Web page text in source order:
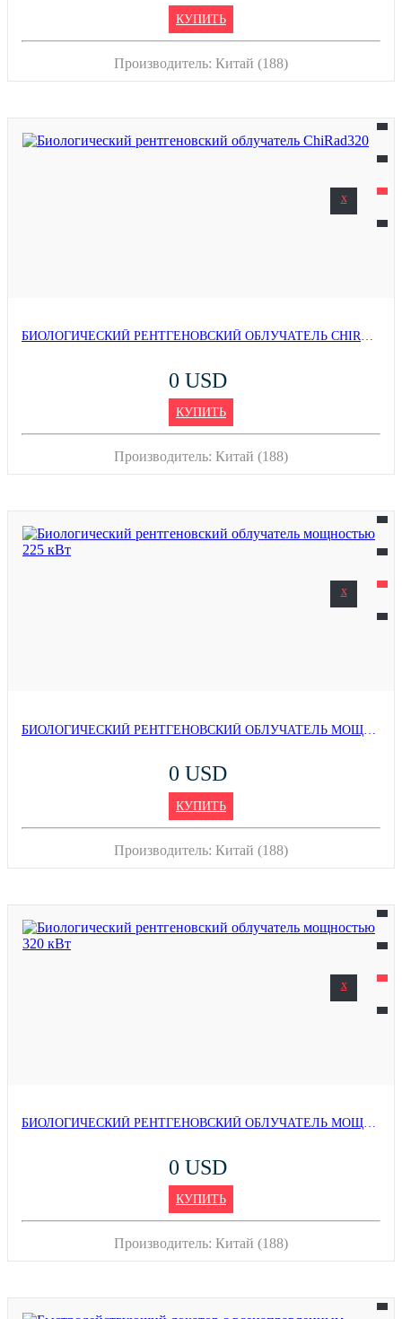
КУПИТЬ
Производитель: Китай (188)
БИОЛОГИЧЕСКИЙ РЕНТГЕНОВСКИЙ ОБЛУЧАТЕЛЬ CHIRAD320
0 USD
КУПИТЬ
x
Производитель: Китай (188)
0 USD
КУПИТЬ
x
Производитель: Китай (188)
БИОЛОГИЧЕСКИЙ РЕНТГЕНОВСКИЙ ОБЛУЧАТЕЛЬ МОЩНОСТЬЮ 320 КВТ
0 USD
КУПИТЬ
x
Производитель: Китай (188)